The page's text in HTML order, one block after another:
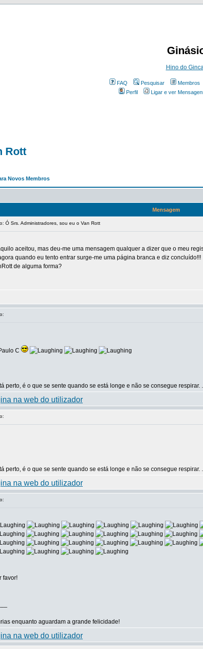
Hino do
FAQ Pesquisar Membros
Perfil
Ligar e ver
Rott
Novos Membros
Mensagem
Ó Srs. Administradores, sou eu o Van Rott
aceitou, mas deu-me uma mensagem qualquer a dizer que o meu
quando eu tento entrar surge-me uma página branca e diz concluído!!!
de alguma forma?
C
perto, é o que se sente quando se está longe e não se consegue respirar.
perto, é o que se sente quando se está longe e não se consegue respirar.
favor!
enquanto aguardam a grande felicidade!